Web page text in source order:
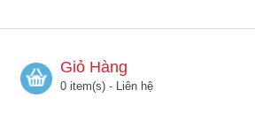
Giỏ Hàng
0 item(s) - Liên hệ